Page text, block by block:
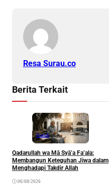
Resa Surau.co
Berita Terkait
Ibadah
Qadarullah wa Mā Syā’a Fa’ala:
Membangun Keteguhan Jiwa dalam
Menghadapi Takdir Allah
06/08/2026